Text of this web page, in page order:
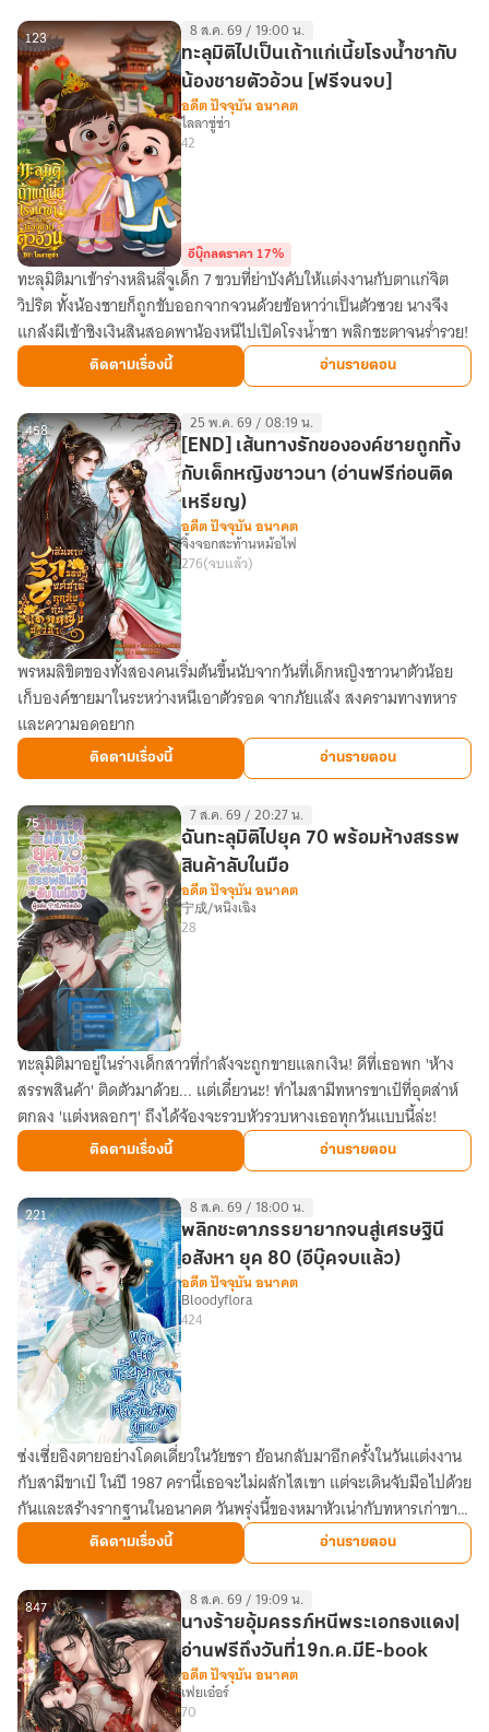
คุณนาย
ทหาร
ทะลุ
มิติ
ไป
เป็น
เถ้า
แก่
เนี้ย
โรง
น้ำ
ชา
กับ
น้อง
ชาย
ตัว
อ้วน
[ฟรี
จนจบ]
123 8 ส.ค. 69 / 19:00 น.
ทะลุมิติไปเป็นเถ้าแก่เนี้ยโรงน้ำชากับ
น้องชายตัวอ้วน [ฟรีจนจบ]
อดีต ปัจจุบัน อนาคต
ไลลาซู่ซ่า
42
อีบุ๊กลดราคา 17%
ทะลุมิติมาเข้าร่างหลินลี่จูเด็ก 7 ขวบที่ย่าบังคับให้แต่งงานกับตาแก่จิต
วิปริต ทั้งน้องชายก็ถูกขับออกจากจวนด้วยข้อหาว่าเป็นตัวซวย นางจึง
แกล้งผีเข้าชิงเงินสินสอดพาน้องหนีไปเปิดโรงน้ำชา พลิกชะตาจนร่ำรวย!
ติดตามเรื่องนี้ อ่านรายตอน
[END]
เส้น
ทาง
รัก
ของ
องค์
ชาย
ถูก
ทิ้ง
กับ
เด็ก
หญิง
ชาวนา
(อ่าน
ฟรี
ก่อน
ติด
เหรียญ)
458 25 พ.ค. 69 / 08:19 น.
[END] เส้นทางรักขององค์ชายถูกทิ้ง
กับเด็กหญิงชาวนา (อ่านฟรีก่อนติด
เหรียญ)
อดีต ปัจจุบัน อนาคต
จิ้งจอกสะท้านหม้อไฟ
276(จบแล้ว)
พรหมลิขิตของทั้งสองคนเริ่มต้นขึ้นนับจากวันที่เด็กหญิงชาวนาตัวน้อย
เก็บองค์ชายมาในระหว่างหนีเอาตัวรอด จากภัยแล้ง สงครามทางทหาร
และความอดอยาก
ติดตามเรื่องนี้ อ่านรายตอน
ฉันทะ
ลุ
มิติ
ไป
ยุค
70
พร้อม
ห้าง
สรรพ
สินค้า
ลับ
ใน
มือ
75 7 ส.ค. 69 / 20:27 น.
ฉันทะลุมิติไปยุค 70 พร้อมห้างสรรพ
สินค้าลับในมือ
อดีต ปัจจุบัน อนาคต
宁成/หนิงเฉิง
28
ทะลุมิติมาอยู่ในร่างเด็กสาวที่กำลังจะถูกขายแลกเงิน! ดีที่เธอพก 'ห้าง
สรรพสินค้า' ติดตัวมาด้วย... แต่เดี๋ยวนะ! ทำไมสามีทหารขาเป๋ที่อุตส่าห์
ตกลง 'แต่งหลอกๆ' ถึงได้จ้องจะรวบหัวรวบหางเธอทุกวันแบบนี้ล่ะ!
ติดตามเรื่องนี้ อ่านรายตอน
พลิก
ชะตา
ภรรยา
ยากจน
สู่
เศรษฐิ
นี
อสัง
หา
ยุค
80
221 8 ส.ค. 69 / 18:00 น.
พลิกชะตาภรรยายากจนสู่เศรษฐินี
อสังหา ยุค 80 (อีบุ๊คจบแล้ว)
อดีต ปัจจุบัน อนาคต
Bloodyflora
424
ซ่งเซี่ยอิงตายอย่างโดดเดี่ยวในวัยชรา ย้อนกลับมาอีกครั้งในวันแต่งงาน
กับสามีขาเป๋ ในปี 1987 ครานี้เธอจะไม่ผลักไสเขา แต่จะเดินจับมือไปด้วย
กันและสร้างรากฐานในอนาคต วันพรุ่งนี้ของหมาหัวเน่ากับทหารเก่าขา
เป๋
ติดตามเรื่องนี้ อ่านรายตอน
847 8 ส.ค. 69 / 19:09 น.
นางร้ายอุ้มครรภ์หนีพระเอกธงแดง|
อ่านฟรีถึงวันที่19ก.ค.มีE-book
อดีต ปัจจุบัน อนาคต
เฟยเอ๋อร์
70